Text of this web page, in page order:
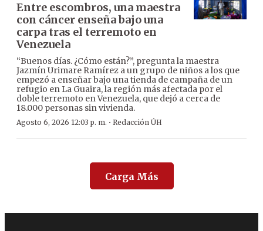
Entre escombros, una maestra
con cáncer enseña bajo una
carpa tras el terremoto en
Venezuela
“Buenos días. ¿Cómo están?”, pregunta la maestra
Jazmín Urimare Ramírez a un grupo de niños a los que
empezó a enseñar bajo una tienda de campaña de un
refugio en La Guaira, la región más afectada por el
doble terremoto en Venezuela, que dejó a cerca de
18.000 personas sin vivienda.
Agosto 6, 2026 12:03 p. m. · Redacción ÚH
Carga Más